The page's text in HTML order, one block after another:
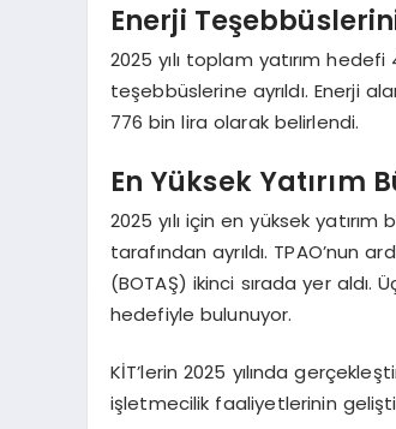
Enerji
2025 yılı toplam yatırım
teşebbüslerine ayrıldı. Enerji
776 bin lira olarak belirlendi.
En Yüksek Yatırım
2025 yılı için en yüksek
tarafından ayrıldı. TPAO’nun
(BOTAŞ) ikinci sırada yer aldı.
hedefiyle bulunuyor.
KİT’lerin 2025 yılında
işletmecilik faaliyetlerinin